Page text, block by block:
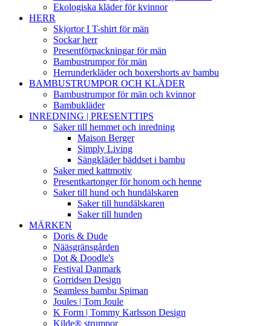
Ekologiska kläder för kvinnor
HERR
Skjortor I T-shirt för män
Sockar herr
Presentförpackningar för män
Bambustrumpor för män
Herrunderkläder och boxershorts av bambu
BAMBUSTRUMPOR OCH KLÄDER
Bambustrumpor för män och kvinnor
Bambukläder
INREDNING | PRESENTTIPS
Saker till hemmet och inredning
Maison Berger
Simply Living
Sängkläder bäddset i bambu
Saker med kattmotiv
Presentkartonger för honom och henne
Saker till hund och hundälskaren
Saker till hundälskaren
Saker till hunden
MÄRKEN
Doris & Dude
Nääsgränsgården
Dot & Doodle's
Festival Danmark
Gorridsen Design
Seamless bambu Spiman
Joules | Tom Joule
K Form | Tommy Karlsson Design
Kilde® strumpor